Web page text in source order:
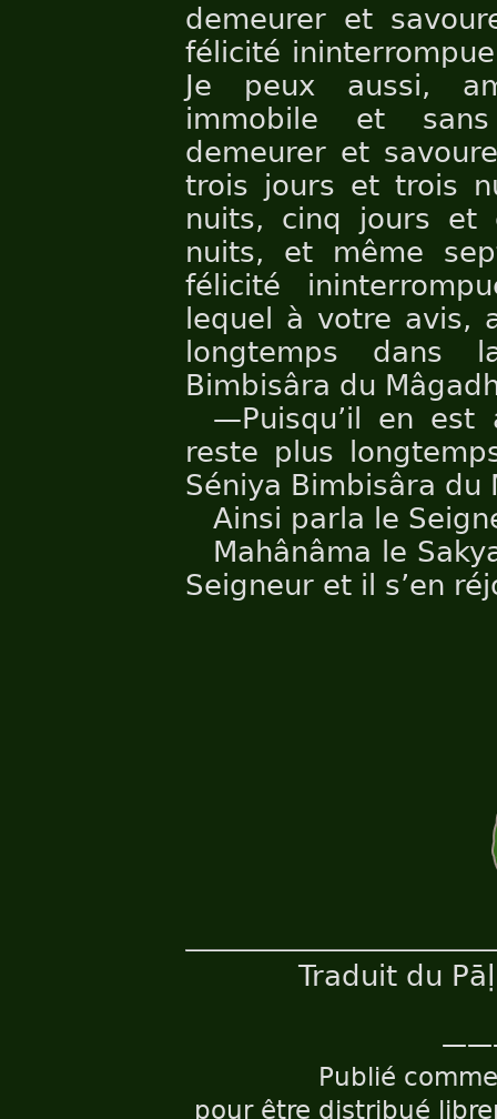
demeurer et
félicité
Je peux aussi,
immobile et
demeurer et
trois jours et trois
nuits, cinq jours
nuits, et même
félicité
lequel à votre avis,
longtemps dans
Bimbisâra du
—Puisqu’il en est
reste plus
Séniya Bimbisâra du
Ainsi parla le
Mahânâma le
Seigneur et il s’en
Traduit du
Publié
pour être distribué